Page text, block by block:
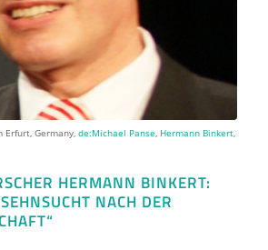
Erfurt, Germany, de:Michael Panse, Hermann Binkert,
HERMANN BINKERT:
NACH DER